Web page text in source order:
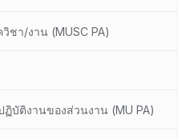
ชา/งาน (MUSC PA)
บัติงานของส่วนงาน (MU PA)